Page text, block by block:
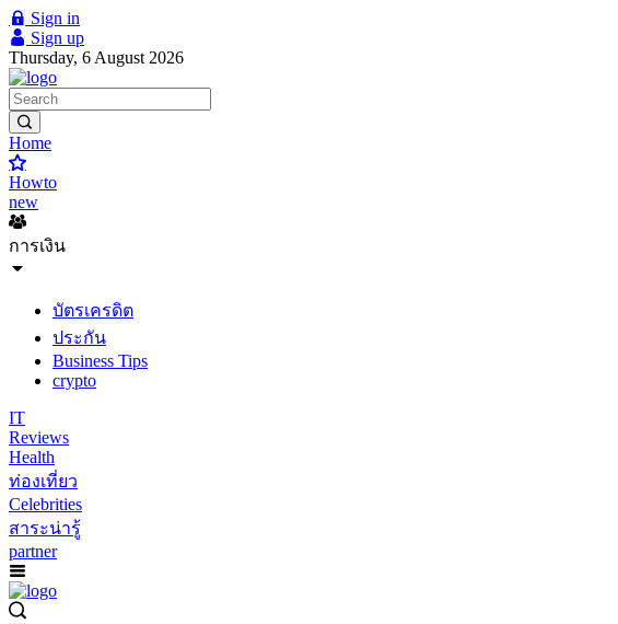
Sign in
Sign up
Thursday, 6 August 2026
Home
Howto
new
การเงิน
บัตรเครดิต
ประกัน
Business Tips
crypto
IT
Reviews
Health
ท่องเที่ยว
Celebrities
สาระน่ารู้
partner